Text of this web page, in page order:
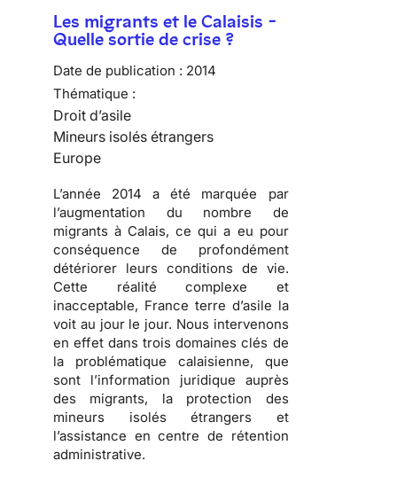
Les migrants et le Calaisis -
Quelle sortie de crise ?
Date de publication : 2014
Thématique :
Droit d’asile
Mineurs isolés étrangers
Europe
L’année 2014 a été marquée par
l’augmentation du nombre de
migrants à Calais, ce qui a eu pour
conséquence de profondément
détériorer leurs conditions de vie.
Cette réalité complexe et
inacceptable, France terre d’asile la
voit au jour le jour. Nous intervenons
en effet dans trois domaines clés de
la problématique calaisienne, que
sont l’information juridique auprès
des migrants, la protection des
mineurs isolés étrangers et
l’assistance en centre de rétention
administrative.